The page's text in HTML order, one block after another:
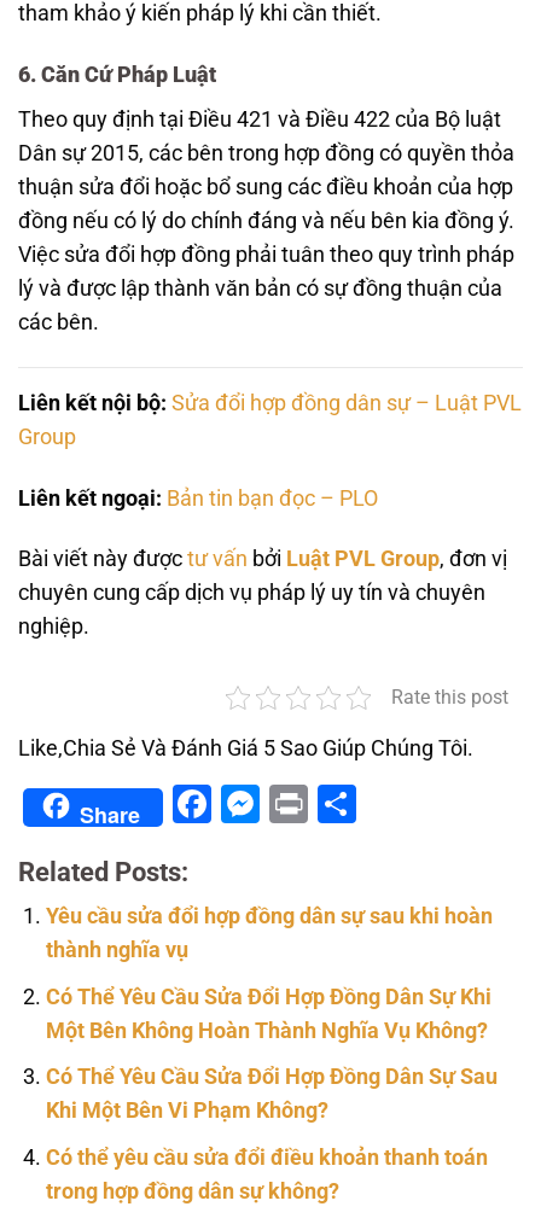
tham khảo ý kiến pháp lý khi cần thiết.
6. Căn Cứ Pháp Luật
Theo quy định tại Điều 421 và Điều 422 của Bộ luật
Dân sự 2015, các bên trong hợp đồng có quyền thỏa
thuận sửa đổi hoặc bổ sung các điều khoản của hợp
đồng nếu có lý do chính đáng và nếu bên kia đồng ý.
Việc sửa đổi hợp đồng phải tuân theo quy trình pháp
lý và được lập thành văn bản có sự đồng thuận của
các bên.
Liên kết nội bộ: Sửa đổi hợp đồng dân sự – Luật PVL
Group
Liên kết ngoại: Bản tin bạn đọc – PLO
Bài viết này được tư vấn bởi Luật PVL Group, đơn vị
chuyên cung cấp dịch vụ pháp lý uy tín và chuyên
nghiệp.
Rate this post
Like,Chia Sẻ Và Đánh Giá 5 Sao Giúp Chúng Tôi.
Share Facebook
Messenger
Print
Related Posts:
Yêu cầu sửa đổi hợp đồng dân sự sau khi hoàn
thành nghĩa vụ
Có Thể Yêu Cầu Sửa Đổi Hợp Đồng Dân Sự Khi
Một Bên Không Hoàn Thành Nghĩa Vụ Không?
Có Thể Yêu Cầu Sửa Đổi Hợp Đồng Dân Sự Sau
Khi Một Bên Vi Phạm Không?
Có thể yêu cầu sửa đổi điều khoản thanh toán
trong hợp đồng dân sự không?